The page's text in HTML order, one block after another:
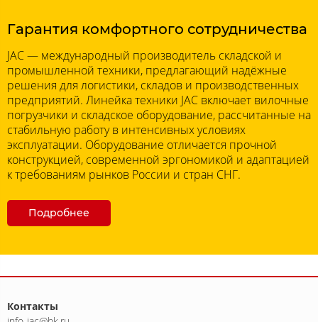
Гарантия комфортного сотрудничества
JAC — международный производитель складской и
промышленной техники, предлагающий надёжные
решения для логистики, складов и производственных
предприятий. Линейка техники JAC включает вилочные
погрузчики и складское оборудование, рассчитанные на
стабильную работу в интенсивных условиях
эксплуатации. Оборудование отличается прочной
конструкцией, современной эргономикой и адаптацией
к требованиям рынков России и стран СНГ.
Подробнее
Контакты